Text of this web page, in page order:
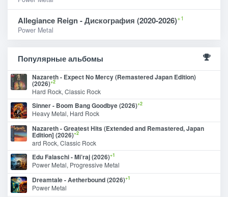
Allegiance Reign - Дискография (2020-2026)+1
Power Metal
Популярные альбомы
Nazareth - Expect No Mercy (Remastered Japan Edition)
(2026)+2
Hard Rock, Classic Rock
Sinner - Boom Bang Goodbye (2026)+2
Heavy Metal, Hard Rock
Nazareth - Greatest Hits (Extended and Remastered, Japan
Edition] (2026)+2
ard Rock, Classic Rock
Edu Falaschi - Mi’raj (2026)+1
Power Metal, Progressive Metal
Dreamtale - Aetherbound (2026)+1
Power Metal